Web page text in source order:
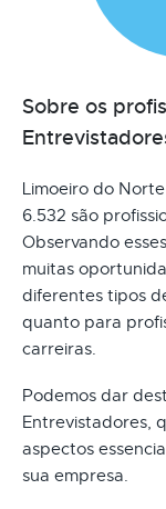
Sobre os
Limoeiro do
6.532 são
Observando
muitas
diferentes tipos
quanto para
carreiras.
Podemos dar
Entrevistadores,
aspectos
sua empresa.